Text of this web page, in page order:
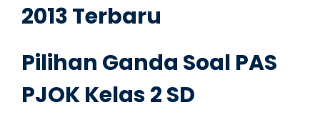
2013 Terbaru
Pilihan Ganda Soal PAS
PJOK Kelas 2 SD